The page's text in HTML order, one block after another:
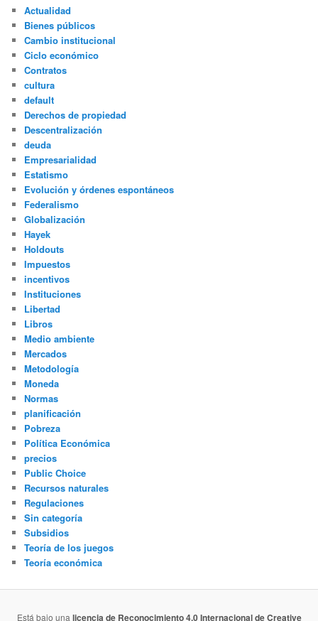
Actualidad
Bienes públicos
Cambio institucional
Ciclo económico
Contratos
cultura
default
Derechos de propiedad
Descentralización
deuda
Empresarialidad
Estatismo
Evolución y órdenes espontáneos
Federalismo
Globalización
Hayek
Holdouts
Impuestos
incentivos
Instituciones
Libertad
Libros
Medio ambiente
Mercados
Metodología
Moneda
Normas
planificación
Pobreza
Política Económica
precios
Public Choice
Recursos naturales
Regulaciones
Sin categoría
Subsidios
Teoría de los juegos
Teoría económica
Está bajo una licencia de Reconocimiento 4.0 Internacional de Creative